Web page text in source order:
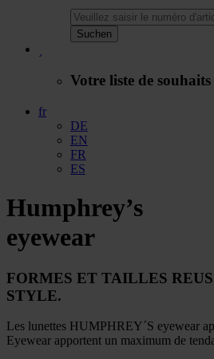
Suchen
Votre liste de souhaits
fr
DE
EN
FR
ES
Humphrey’s
eyewear
FORMES ET TAILLES
STYLE.
Les lunettes HUMPHREY´S eyewear
Eyewear apportent un maximum de